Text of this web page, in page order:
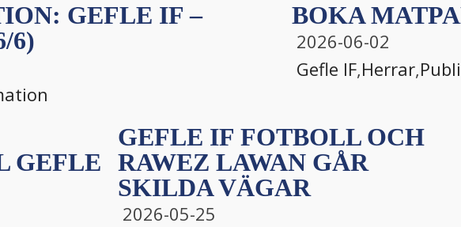
GEFLE IF –
6)
BOKA
2026-06-02
Gefle IF,Herrar,
GEFLE
GEFLE IF FOTBOLL OCH
RAWEZ LAWAN GÅR
SKILDA VÄGAR
2026-05-25